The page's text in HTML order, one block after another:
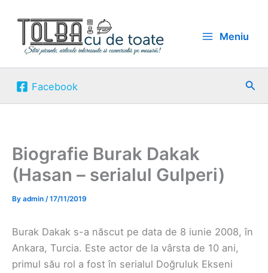
content
Meniu
Facebook
Biografie Burak Dakak
(Hasan – serialul Gulperi)
By admin /17/11/2019
Burak Dakak s-a născut pe data de 8 iunie 2008, în
Ankara, Turcia. Este actor de la vârsta de 10 ani,
primul său rol a fost în serialul Doğruluk Ekseni